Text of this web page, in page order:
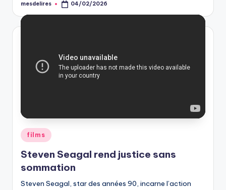
Posted
mesdelires 04/02/2026
Posted
in
films
Steven Seagal rend justice sans
sommation
Steven Seagal, star des années 90, incarne l’action